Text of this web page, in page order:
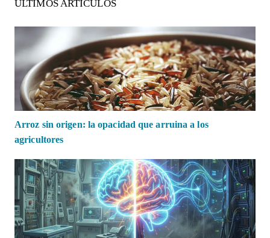
ÚLTIMOS ARTÍCULOS
Arroz sin origen: la opacidad que arruina a los
agricultores